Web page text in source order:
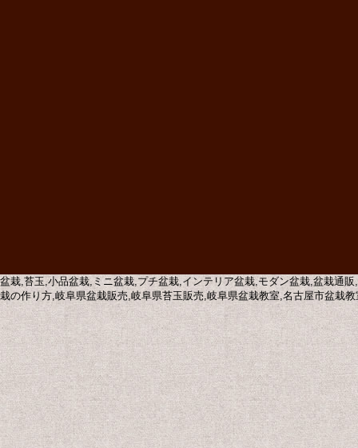
盆栽,苔玉,小品盆栽,ミニ盆栽,プチ盆栽,インテリア盆栽,モダン盆栽,盆栽通
栽の作り方,岐阜県盆栽販売,岐阜県苔玉販売,岐阜県盆栽教室,名古屋市盆栽